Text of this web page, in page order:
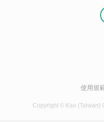
使用規
Copyright © Kao (Taiwan)